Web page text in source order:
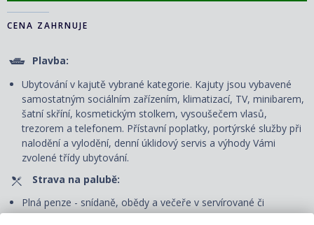
CENA ZAHRNUJE
Plavba:
Ubytování v kajutě vybrané kategorie. Kajuty jsou vybavené
samostatným sociálním zařízením, klimatizací, TV, minibarem,
šatní skříní, kosmetickým stolkem, vysoušečem vlasů,
trezorem a telefonem. Přístavní poplatky, portýrské služby při
nalodění a vylodění, denní úklidový servis a výhody Vámi
zvolené třídy ubytování.
Strava na palubě:
Plná penze - snídaně, obědy a večeře v servírované či
bufetové restauraci.